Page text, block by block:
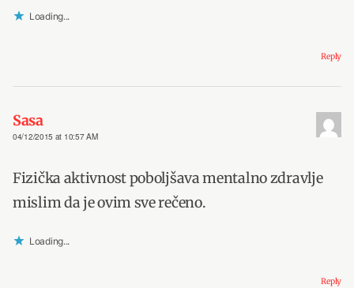
Loading...
Reply
Sasa
04/12/2015 at 10:57 AM
Fizička aktivnost poboljšava mentalno zdravlje
mislim da je ovim sve rečeno.
Loading...
Reply